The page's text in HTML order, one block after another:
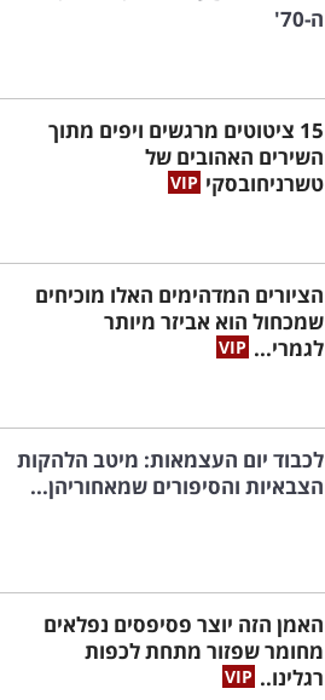
ה-70'
15 ציטוטים מרגשים ויפים מתוך
השירים האהובים של
טשרניחובסקי
הציורים המדהימים האלו מוכיחים
שמכחול הוא אביזר מיותר
לגמרי...
לכבוד יום העצמאות: מיטב הלהקות
הצבאיות והסיפורים שמאחוריהן...
האמן הזה יוצר פסיפסים נפלאים
מחומר שפזור מתחת לכפות
רגלינו..